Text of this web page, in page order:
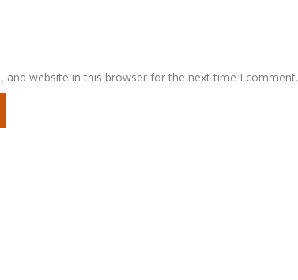
and website in this browser for the next time I comment.